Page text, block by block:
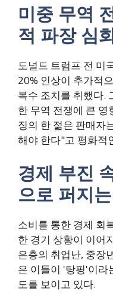
미중 무역
적 파장 심
도널드 트럼프 전 미
20% 인상이 추가적
복수 조치를 취했다.
한 무역 전쟁에 큰 영
징의 한 젊은 판매자
해야 한다"고 평화적
경제 부진
으로 퍼지
소비를 통한 경제 회
한 경기 상황이 이어
은층의 취업난, 중장
은 이들이 '탕핑'이라
도를 보이고 있다.